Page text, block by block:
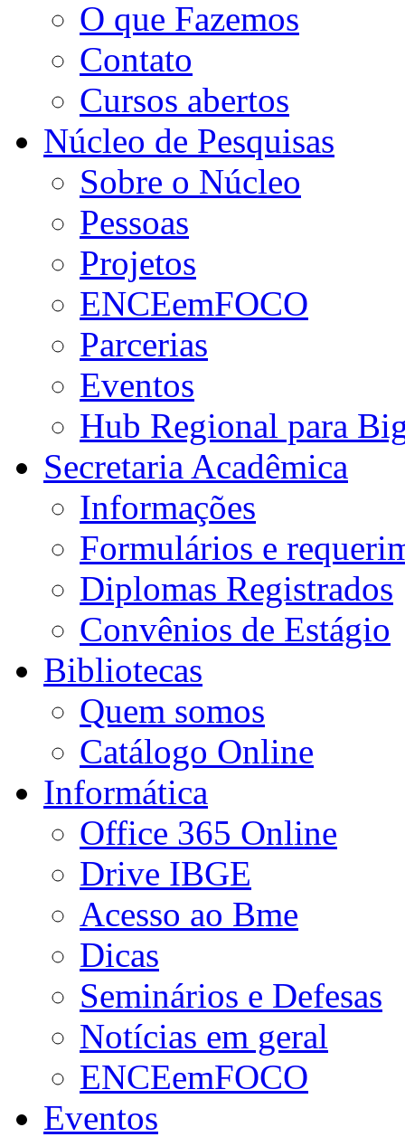
O que Fazemos
Contato
Cursos abertos
Núcleo de Pesquisas
Sobre o Núcleo
Pessoas
Projetos
ENCEemFOCO
Parcerias
Eventos
Hub Regional para
Secretaria Acadêmica
Informações
Formulários e
Diplomas Registrados
Convênios de Estágio
Bibliotecas
Quem somos
Catálogo Online
Informática
Office 365 Online
Drive IBGE
Acesso ao Bme
Dicas
Seminários e Defesas
Notícias em geral
ENCEemFOCO
Eventos